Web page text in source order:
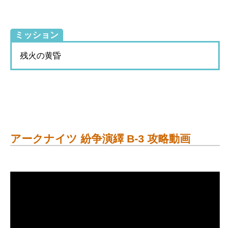
ミッション
残火の黄昏
アークナイツ 紛争演繹 B-3 攻略動画